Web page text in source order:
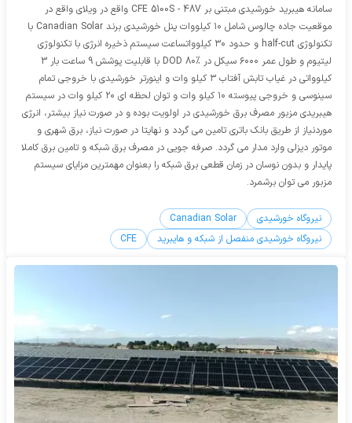
سامانه هیبرید خورشیدی مبتنی بر CFE 5100S - 48V واقع در ویلای واقع در
موقعیت جاده چالوس شامل ۱۰ کیلو‌وات پنل خورشیدی برند Canadian Solar با
تکنولوژی half-cut و حدود ۳۰ کیلوواتساعت سیستم ذخیره انرژی با تکنولوژی
لیتیوم و طول عمر ۶۰۰۰ سیکل در DOD 80% با قابلیت پوشش 9 ساعت بار 3
کیلوواتی در غیاب تابش آفتاب ۳ کیلو وات و اینورتر خورشیدی با خروجی تمام
سینوسی و خروجی پیوسته ۱۰ کیلو وات و توان لحظه ای ۲۰ کیلو وات در سیستم
هیبریدی مزبور مصرف برق خورشیدی در اولویت بوده و در صورت نیاز بیشتر، انرژی
موردنیاز از طریق بانک باتری تامین می گردد و نهایتا در صورت نیاز، برق شهری و
موتور دیزلی وارد مدار می گردد. صرفه جویی در مصرف برق شبکه و تامین برق کاملا
پایدار و بدون نوسان در زمان قطعی برق شبکه را بعنوان مهمترین مزایای سیستم
مزبور می توان برشمرد.
نیروگاه خورشیدی
Canadian Solar
نیروگاه خورشیدی منفصل از شبکه و هایبرید
CFE